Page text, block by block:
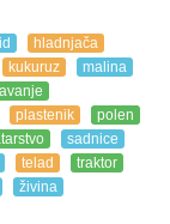
hladnjača
kukuruz
malina
plastenik
polen
sadnice
telad
traktor
živina